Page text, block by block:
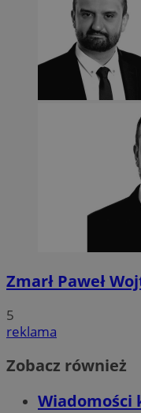
Zmarł Paweł
5
reklama
Zobacz również
Wiadomości